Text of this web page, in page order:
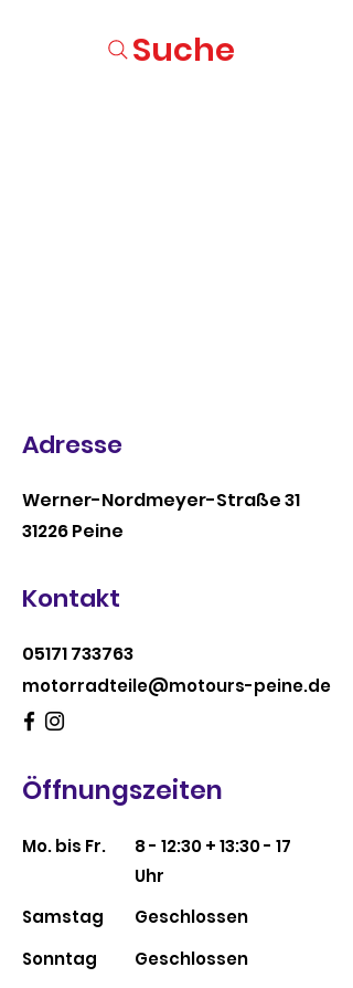
Suche
Adresse
Werner-Nordmeyer-Straße 31
31226 Peine
Kontakt
05171 733763
motorradteile@motours-peine.de
Öffnungszeiten
Mo. bis Fr.
8 - 12:30 + 13:30 - 17
Uhr
Samstag
Geschlossen
​Sonntag
Geschlossen